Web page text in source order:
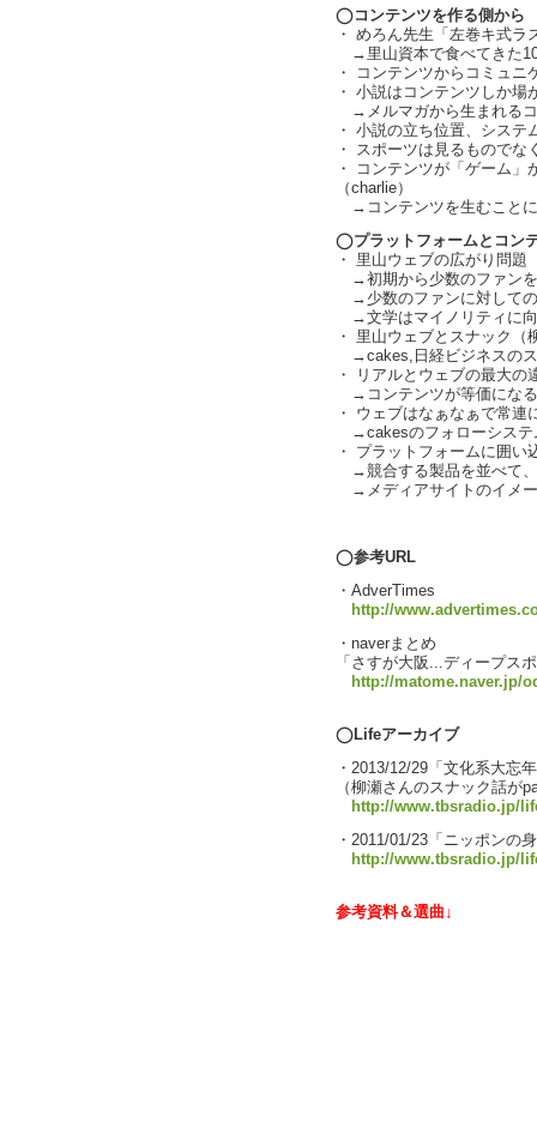
◯コンテンツを作る側から
・ めろん先生「左巻キ式
→里山資本で食べてきた
・ コンテンツからコミュ
・ 小説はコンテンツしか
→メルマガから生まれる
・ 小説の立ち位置、シス
・ スポーツは見るもので
・ コンテンツが「ゲーム
（charlie）
→コンテンツを生むことに
◯プラットフォームとコン
・ 里山ウェブの広がり問題
→初期から少数のファンを
→少数のファンに対しての
→文学はマイノリティに
・ 里山ウェブとスナック（
→cakes,日経ビジネスの
・ リアルとウェブの最大の
→コンテンツが等価にな
・ ウェブはなぁなぁで常連
→cakesのフォローシステ
・ プラットフォームに囲
→競合する製品を並べて
→メディアサイトのイメ
◯参考URL
・AdverTimes
http://
・naverまとめ
「さすが大阪...ディープス
http://matome.naver.jp/
◯Lifeアーカイブ
・2013/12/29「文化系大忘
（柳瀬さんのスナック話が
http://www.tbsradio.jp/
・2011/01/23「ニッポンの
http://www.tbsradio.jp/
参考資料＆選曲↓